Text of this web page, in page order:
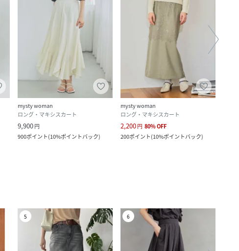
mysty woman
ロング・マキシスカート
9,900円
900ポイント(10%ポイントバック)
mysty woman
ロング・マキシスカート
2,200円 80%OFF
200ポイント(10%ポイントバック)
5 6